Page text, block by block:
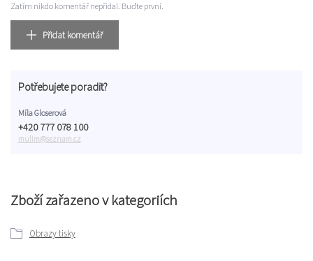
Zatím nikdo komentář nepřidal. Buďte první.
Přidat komentář
Zboží zařazeno v kategoriích
Obrazy tisky
Potřebujete poradit?
Míla Gloserová
+420 777 078 100
mulim@seznam.cz